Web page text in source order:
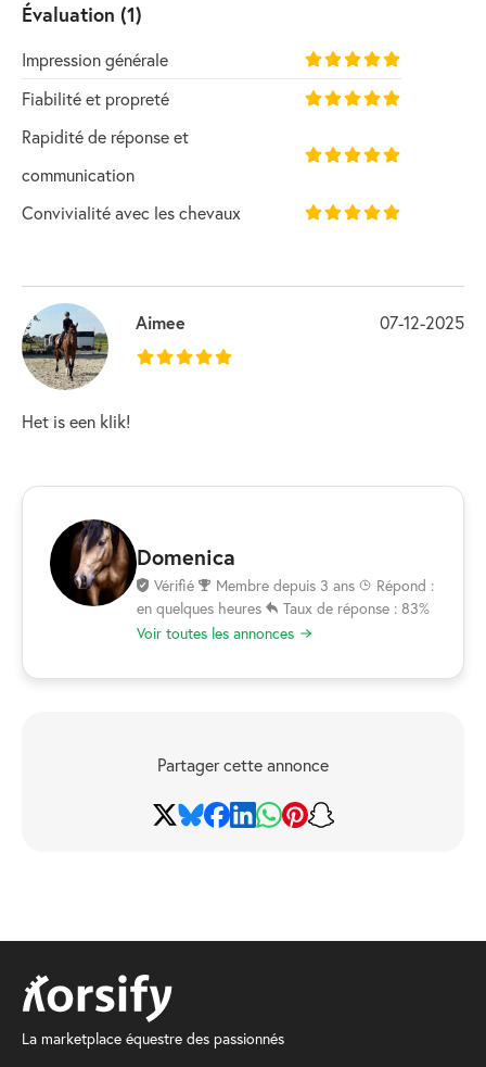
Évaluation (1)
Impression générale
Fiabilité et propreté
Rapidité de réponse et
communication
Convivialité avec les chevaux
Aimee 07-12-2025
Het is een klik!
Domenica
Vérifié Membre depuis 3 ans
Répond :
en quelques heures
Taux de réponse : 83%
Voir toutes les annonces
Partager cette annonce
La marketplace équestre des passionnés